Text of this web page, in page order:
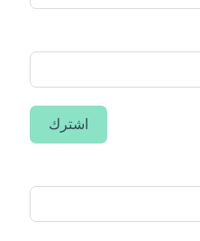
اشترك